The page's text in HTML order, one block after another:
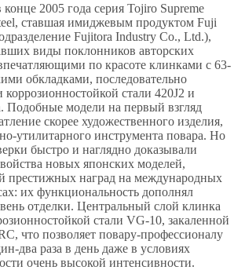
2005 года серия Tojiro Supreme
ставшая имиджевым продуктом Fuji
Fujitora Industry Co., Ltd.),
виды поклонников авторских
по красоте клинками с 63-
обкладками, последовательно
стали 420J2 и
Подобные модели на первый взгляд
скорее художественного изделия,
утилитарного инструмента повара. Но
быстро и наглядно доказывали
новых японских моделей,
престижных наград на международных
их функциональность дополнял
отделки. Центральный слой клинка
стали VG-10, закаленной
что позволяет повару-профессионалу
два раза в день даже в условиях
очень высокой интенсивности.